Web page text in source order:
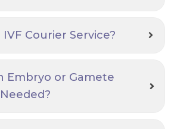
Courier Service?
Embryo or Gamete